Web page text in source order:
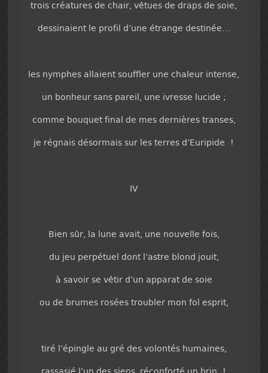
trois créatures de chair, vêtues de draps de soie,
dessinaient le profil d’une étrange destinée…
les nymphes allaient souffler une chaleur intense,
un bonheur sans pareil, une ivresse lucide ;
comme bouquet final de mes dernières transes,
je régnais désormais sur les terres d’Euripide !
IV
Bien sûr, la lune avait, une nouvelle fois,
du jeu perpétuel dont l’astre blond jouit,
à savoir se vêtir d’un apparat de soie
ou de brumes rosées troubler mon fol esprit,
tiré l’épingle au gré des volontés humaines,